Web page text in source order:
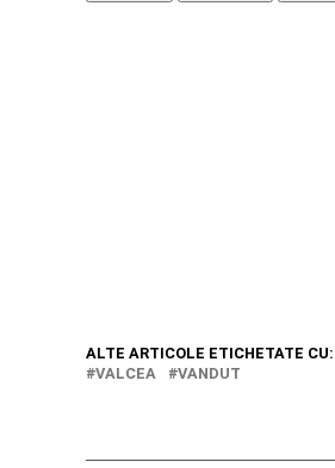
ALTE ARTICOLE ETICHETATE CU:
VALCEA
VANDUT